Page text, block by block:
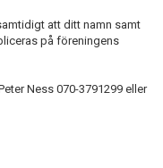
att ditt namn samt
på föreningens
Ness 070-3791299 eller